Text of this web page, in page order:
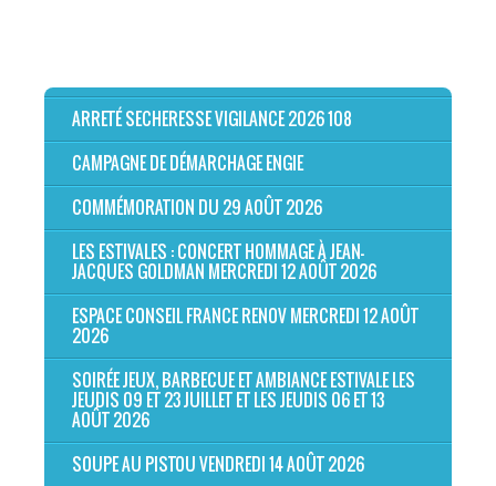
ARRETÉ SECHERESSE VIGILANCE 2026 108
CAMPAGNE DE DÉMARCHAGE ENGIE
COMMÉMORATION DU 29 AOÛT 2026
LES ESTIVALES : CONCERT HOMMAGE À JEAN-
JACQUES GOLDMAN MERCREDI 12 AOÛT 2026
ESPACE CONSEIL FRANCE RENOV MERCREDI 12 AOÛT
2026
SOIRÉE JEUX, BARBECUE ET AMBIANCE ESTIVALE LES
JEUDIS 09 ET 23 JUILLET ET LES JEUDIS 06 ET 13
AOÛT 2026
SOUPE AU PISTOU VENDREDI 14 AOÛT 2026